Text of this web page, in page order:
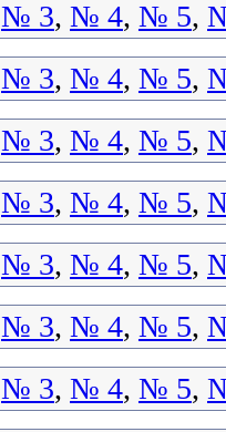
№ 3, № 4, № 5,
№ 3, № 4, № 5,
№ 3, № 4, № 5,
№ 3, № 4, № 5,
№ 3, № 4, № 5,
№ 3, № 4, № 5,
№ 3, № 4, № 5,